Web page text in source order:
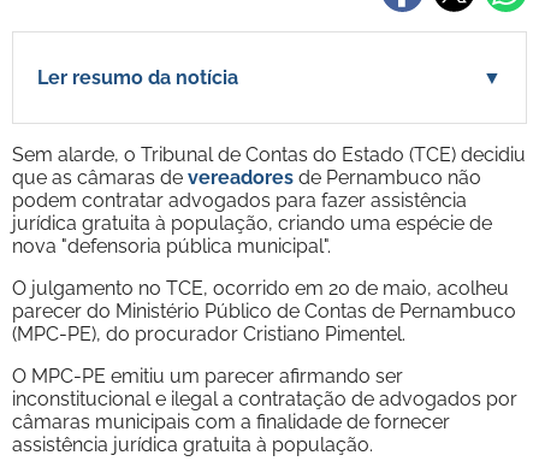
Ler resumo da notícia ▼
Sem alarde, o Tribunal de Contas do Estado (TCE) decidiu
que as câmaras de vereadores de Pernambuco não
podem contratar advogados para fazer assistência
jurídica gratuita à população, criando uma espécie de
nova "defensoria pública municipal".
O julgamento no TCE, ocorrido em 20 de maio, acolheu
parecer do Ministério Público de Contas de Pernambuco
(MPC-PE), do procurador Cristiano Pimentel.
O MPC-PE emitiu um parecer afirmando ser
inconstitucional e ilegal a contratação de advogados por
câmaras municipais com a finalidade de fornecer
assistência jurídica gratuita à população.